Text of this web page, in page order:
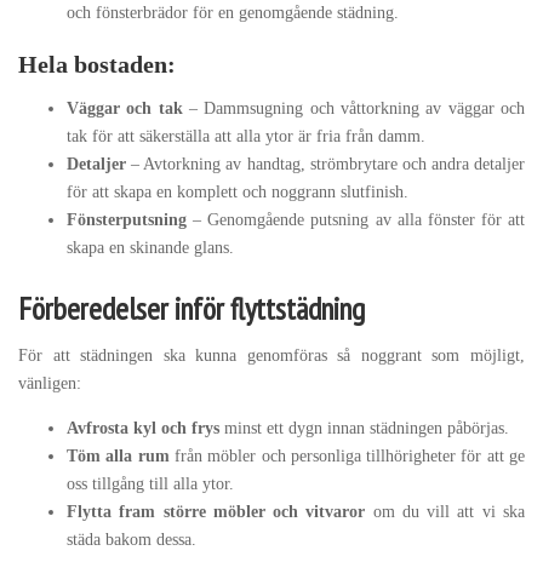
och fönsterbrädor för en genomgående städning.
Hela bostaden:
Väggar och tak – Dammsugning och våttorkning av väggar och
tak för att säkerställa att alla ytor är fria från damm.
Detaljer – Avtorkning av handtag, strömbrytare och andra detaljer
för att skapa en komplett och noggrann slutfinish.
Fönsterputsning – Genomgående putsning av alla fönster för att
skapa en skinande glans.
Förberedelser inför flyttstädning
För att städningen ska kunna genomföras så noggrant som möjligt,
vänligen:
Avfrosta kyl och frys minst ett dygn innan städningen påbörjas.
Töm alla rumfrån möbler och personliga tillhörigheter för att ge
oss tillgång till alla ytor.
Flytta fram större möbler och vitvaror om du vill att vi ska
städa bakom dessa.